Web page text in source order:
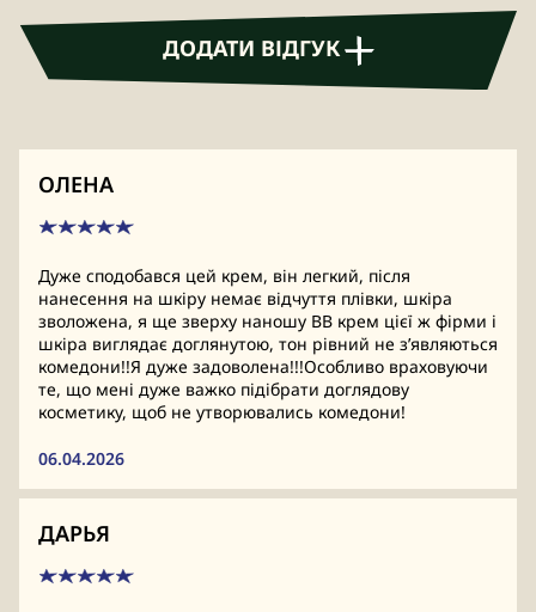
ДОДАТИ ВІДГУК
ОЛЕНА
Дуже сподобався цей крем, він легкий, після
нанесення на шкіру немає відчуття плівки, шкіра
зволожена, я ще зверху наношу ВВ крем цієї ж фірми і
шкіра виглядає доглянутою, тон рівний не зʼявляються
комедони!!Я дуже задоволена!!!Особливо враховуючи
те, що мені дуже важко підібрати доглядову
косметику, щоб не утворювались комедони!
06.04.2026
ДАРЬЯ